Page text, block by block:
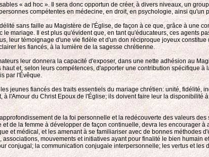
« ad hoc ». Il sera donc opportun de créer, à divers niveaux, un
compétentes en médecine, en droit, en psychologie, ainsi qu'un
sans faille au Magistère de l'Église, de façon à ce que, grâce à une
mariage. Il est plus qu'évident que, en tant qu'éducateurs, ces agents
leur témoignage d'une vie fidèle et d'un don réciproque joyeux
les fiancés, à la lumière de la sagesse chrétienne.
leur donnera la capacité d'exposer, dans une nette adhésion au
et, selon leurs compétences, d'apporter une contribution spécifique
par l'Évêque.
jeunes fiancés des traits essentiels du mariage chrétien: unité, fidélité,
l'Amour du Christ Epoux de l'Église; ils doivent faire leur la
de la foi personnelle et la redécouverte des valeurs
de la femme à développer de façon continuelle, devra les encourager
et médical, et les amenant à se familiariser avec de bonnes méthodes
mouvements et initiatives ayant pour finalité le bien humain
conjugal; la communication conjugale interpersonnelle; les vertus et